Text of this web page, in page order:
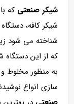
شیکر صنعتی که
شیکر کافه،
شناخته می شود
که از این دستگاه
به منظور مخلوط
سازی انواع